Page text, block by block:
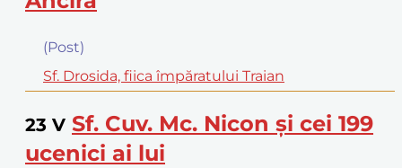
(Post)
Sf. Drosida, fiica împăratului Traian
23 V Sf. Cuv. Mc. Nicon şi cei 199
ucenici ai lui